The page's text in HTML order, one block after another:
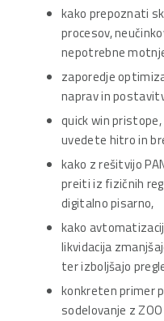
kako prepoznati
procesov,
nepotrebne
zaporedje
naprav in
quick win
uvedete hitro in
kako z rešitvijo
preiti iz fizičnih
digitalno pisarno,
kako
likvidacija
ter izboljšajo
konkreten primer
sodelovanje z